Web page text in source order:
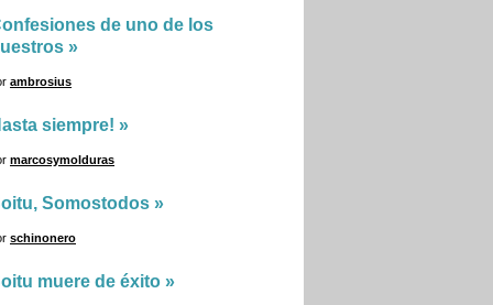
de uno de los
»
ambrosius
siempre! »
marcosymolduras
Somostodos »
schinonero
muere de éxito »